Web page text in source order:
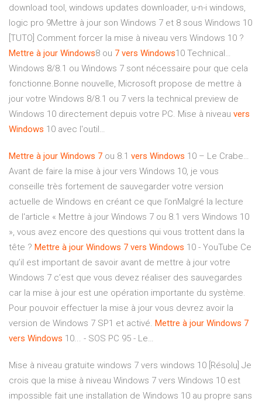
download tool, windows updates downloader, u-n-i windows,
logic pro 9Mettre à jour son Windows 7 et 8 sous Windows 10
[TUTO] Comment forcer la mise à niveau vers Windows 10 ?
Mettre à jour Windows8 ou 7 vers Windows10 Technical…
Windows 8/8.1 ou Windows 7 sont nécessaire pour que cela
fonctionne.Bonne nouvelle, Microsoft propose de mettre à
jour votre Windows 8/8.1 ou 7 vers la technical preview de
Windows 10 directement depuis votre PC. Mise à niveau vers
Windows 10 avec l'outil…
Mettre à jour Windows 7 ou 8.1 vers Windows 10 – Le Crabe…
Avant de faire la mise à jour vers Windows 10, je vous
conseille très fortement de sauvegarder votre version
actuelle de Windows en créant ce que l’onMalgré la lecture
de l'article « Mettre à jour Windows 7 ou 8.1 vers Windows 10
», vous avez encore des questions qui vous trottent dans la
tête ? Mettre à jour Windows 7 vers Windows 10 - YouTube Ce
qu’il est important de savoir avant de mettre à jour votre
Windows 7 c’est que vous devez réaliser des sauvegardes
car la mise à jour est une opération importante du système.
Pour pouvoir effectuer la mise à jour vous devrez avoir la
version de Windows 7 SP1 et activé. Mettre à jour Windows 7
vers Windows 10... - SOS PC 95 - Le…
Mise à niveau gratuite windows 7 vers windows 10 [Résolu] Je
crois que la mise à niveau Windows 7 vers Windows 10 est
impossible fait une installation de Windows 10 au propre sans